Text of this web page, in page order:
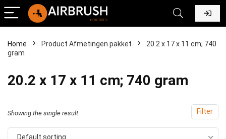
Home Product Afmetingen pakket
‎20.2 x 17 x 11 cm; 740
gram
‎20.2 x 17 x 11 cm; 740 gram
Filter
Showing the single result
Default sorting